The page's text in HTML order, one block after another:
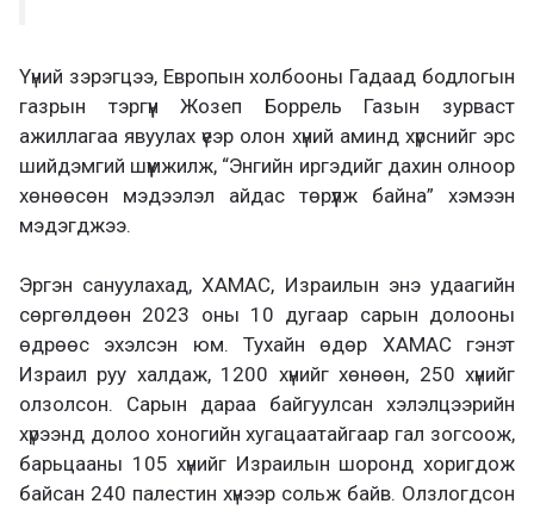
Үүний зэрэгцээ, Европын холбооны Гадаад бодлогын
газрын тэргүүн Жозеп Боррель Газын зурваст
ажиллагаа явуулах үеэр олон хүний аминд хүрснийг эрс
шийдэмгий шүүмжилж, “Энгийн иргэдийг дахин олноор
хөнөөсөн мэдээлэл айдас төрүүлж байна” хэмээн
мэдэгджээ.
Эргэн сануулахад, ХАМАС, Израилын энэ удаагийн
сөргөлдөөн 2023 оны 10 дугаар сарын долооны
өдрөөс эхэлсэн юм. Тухайн өдөр ХАМАС гэнэт
Израил руу халдаж, 1200 хүнийг хөнөөн, 250 хүнийг
олзолсон. Сарын дараа байгуулсан хэлэлцээрийн
хүрээнд долоо хоногийн хугацаатайгаар гал зогсоож,
барьцааны 105 хүнийг Израилын шоронд хоригдож
байсан 240 палестин хүнээр сольж байв. Олзлогдсон